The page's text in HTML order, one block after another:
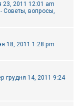
23, 2011 12:01 am
- Советы, вопросы,
18, 2011 1:28 pm
грудня 14, 2011 9:24